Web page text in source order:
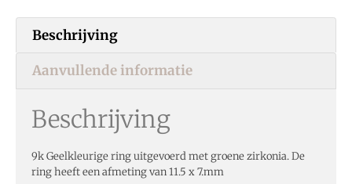
Beschrijving
Aanvullende informatie
Beschrijving
9k Geelkleurige ring uitgevoerd met groene zirkonia. De
ring heeft een afmeting van 11.5 x 7.mm